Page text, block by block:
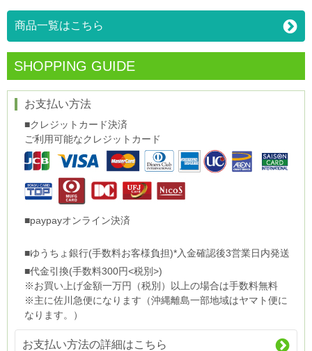
商品一覧はこちら
SHOPPING GUIDE
お支払い方法
■クレジットカード決済
ご利用可能なクレジットカード
■paypayオンライン決済
■ゆうちょ銀行(手数料お客様負担)*入金確認後3営業日内発送
■代金引換(手数料300円<税別>)
※お買い上げ金額一万円（税別）以上の場合は手数料無料
※主に佐川急便になります（沖縄離島一部地域はヤマト便に
なります。）
お支払い方法の詳細はこちら